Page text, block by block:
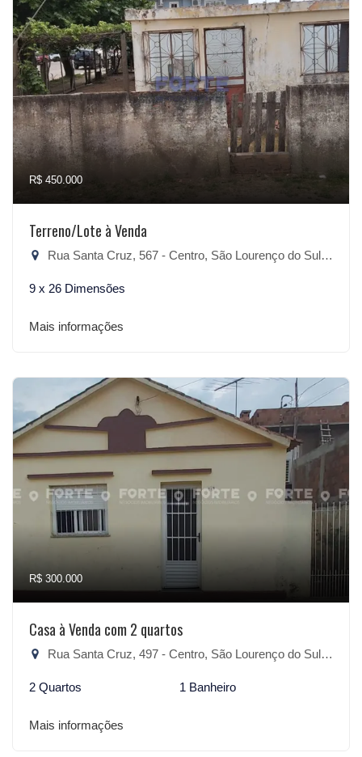
R$ 450.000
Terreno/Lote à Venda
Rua Santa Cruz, 567 - Centro, São Lourenço do Sul-RS
9 x 26 Dimensões
Mais informações
R$ 300.000
Casa à Venda com 2 quartos
Rua Santa Cruz, 497 - Centro, São Lourenço do Sul-RS
2 Quartos 1 Banheiro
Mais informações